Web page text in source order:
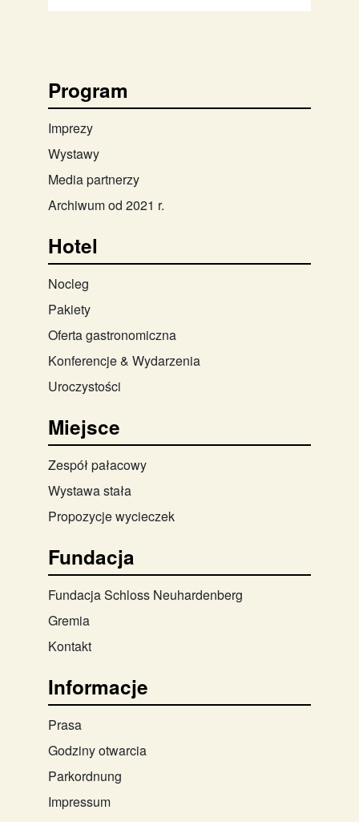
Program
Imprezy
Wystawy
Media partnerzy
Archiwum od 2021 r.
Hotel
Nocleg
Pakiety
Oferta gastronomiczna
Konferencje & Wydarzenia
Uroczystości
Miejsce
Zespół pałacowy
Wystawa stała
Propozycje wycieczek
Fundacja
Fundacja Schloss Neuhardenberg
Gremia
Kontakt
Informacje
Prasa
Godziny otwarcia
Parkordnung
Impressum